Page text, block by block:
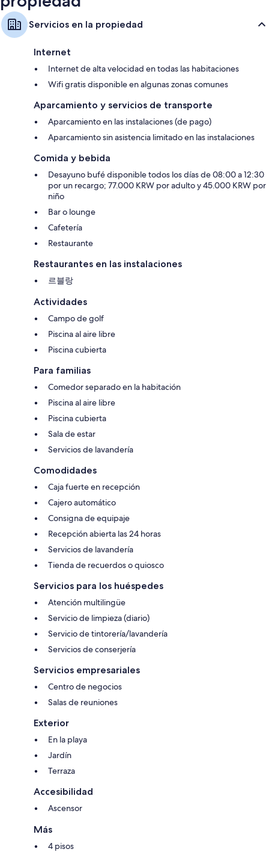
Servicios en la propiedad
Internet
Internet de alta velocidad en todas las habitaciones
Wifi gratis disponible en algunas zonas comunes
Aparcamiento y servicios de transporte
Aparcamiento en las instalaciones (de pago)
Aparcamiento sin asistencia limitado en las instalaciones
Comida y bebida
Desayuno bufé disponible todos los días de 08:00 a 12:30
por un recargo; 77.000 KRW por adulto y 45.000 KRW por
niño
Bar o lounge
Cafetería
Restaurante
Restaurantes en las instalaciones
르블랑
Actividades
Campo de golf
Piscina al aire libre
Piscina cubierta
Para familias
Comedor separado en la habitación
Piscina al aire libre
Piscina cubierta
Sala de estar
Servicios de lavandería
Comodidades
Caja fuerte en recepción
Cajero automático
Consigna de equipaje
Recepción abierta las 24 horas
Servicios de lavandería
Tienda de recuerdos o quiosco
Servicios para los huéspedes
Atención multilingüe
Servicio de limpieza (diario)
Servicio de tintorería/lavandería
Servicios de conserjería
Servicios empresariales
Centro de negocios
Salas de reuniones
Exterior
En la playa
Jardín
Terraza
Accesibilidad
Ascensor
Más
4 pisos